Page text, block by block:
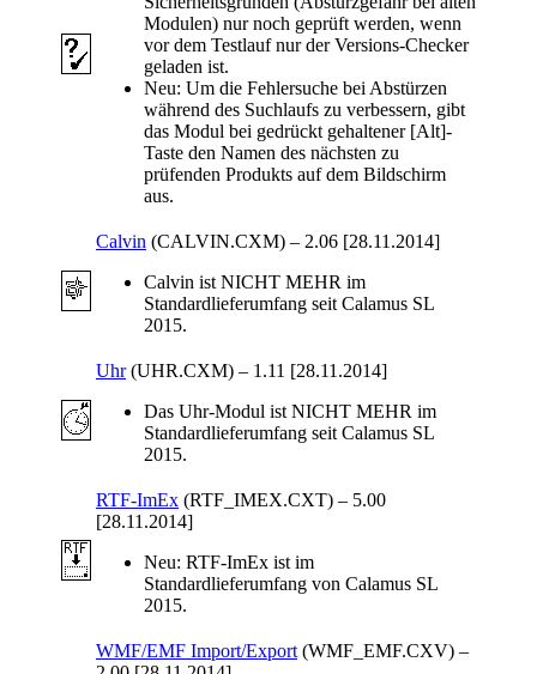
Modulen) nur noch geprüft werden, wenn
vor dem Testlauf nur der Versions-Checker
geladen ist.
Neu: Um die Fehlersuche bei Abstürzen
während des Suchlaufs zu verbessern, gibt
das Modul bei gedrückt gehaltener [Alt]-
Taste den Namen des nächsten zu
prüfenden Produkts auf dem Bildschirm
aus.
Calvin (CALVIN.CXM) – 2.06 [28.11.2014]
Calvin ist NICHT MEHR im
Standardlieferumfang seit Calamus SL
2015.
Uhr(UHR.CXM) – 1.11 [28.11.2014]
Das Uhr-Modul ist NICHT MEHR im
Standardlieferumfang seit Calamus SL
2015.
RTF-ImEx (RTF_IMEX.CXT) – 5.00
[28.11.2014]
Neu: RTF-ImEx ist im
Standardlieferumfang von Calamus SL
2015.
WMF/EMF Import/Export (WMF_EMF.CXV) –